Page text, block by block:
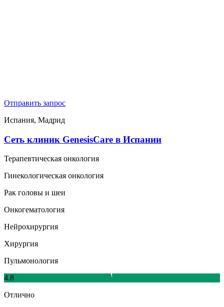
Отправить запрос
Испания, Мадрид
Сеть клиник GenesisСare в Испании
Терапевтическая онкология
Гинекологическая онкология
Рак головы и шеи
Онкогематология
Нейрохирургия
Хирургия
Пульмонология
4.8
Отлично